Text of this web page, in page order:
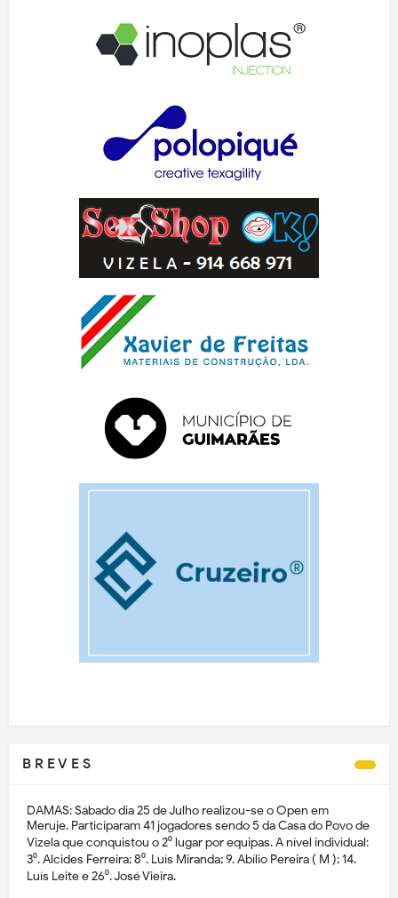
B R E V E S
DAMAS: Sábado dia 25 de Julho realizou-se o Open em
Meruje. Participaram 41 jogadores sendo 5 da Casa do Povo de
Vizela que conquistou o 2⁰ lugar por equipas. A nível individual:
3⁰. Alcides Ferreira; 8⁰. Luís Miranda; 9. Abílio Pereira ( M ); 14.
Luís Leite e 26⁰. José Vieira.